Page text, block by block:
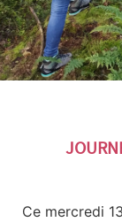
Ce mercredi